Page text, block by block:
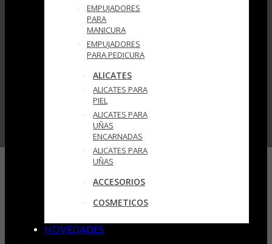
EMPUJADORES
PARA
MANICURA
EMPUJADORES
PARA PEDICURA
ALICATES
ALICATES PARA
PIEL
ALICATES PARA
UÑAS
ENCARNADAS
ALICATES PARA
UÑAS
ACCESORIOS
COSMETICOS
NOVEDADES